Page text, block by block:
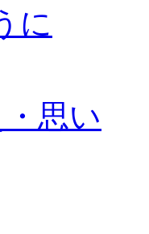
に
・思い